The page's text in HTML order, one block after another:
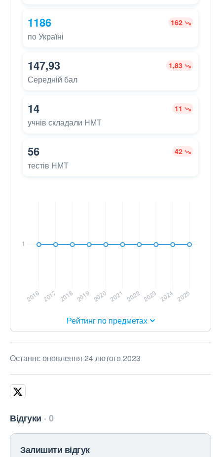
1186 162
по Україні
147,93 1,83
Середній бал
14 11
учнів складали НМТ
56 42
тестів НМТ
Рейтинг по предметах
Останнє оновлення 24 лютого 2023
Відгуки 0
Залишити відгук